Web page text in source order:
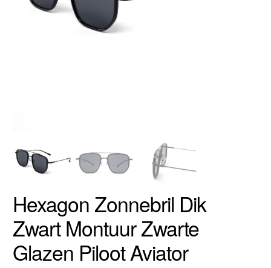
Hexagon Zonnebril Dik
Zwart Montuur Zwarte
Glazen Piloot Aviator